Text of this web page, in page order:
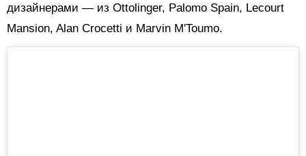
дизайнерами — из Ottolinger, Palomo Spain, Lecourt
Mansion, Alan Crocetti и Marvin M'Toumo.